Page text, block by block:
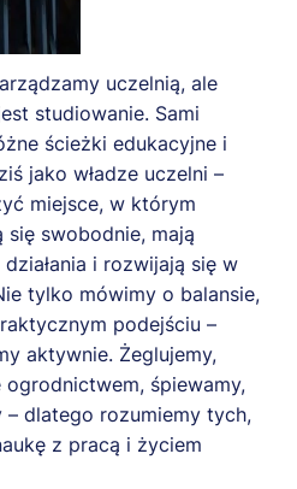
uczelnią, ale
studiowanie. Sami
ścieżki edukacyjne i
jako władze uczelni –
miejsce, w którym
się swobodnie, mają
i rozwijają się w
tylko mówimy o balansie,
podejściu –
aktywnie. Żeglujemy,
ogrodnictwem, śpiewamy,
dlatego rozumiemy tych,
z pracą i życiem